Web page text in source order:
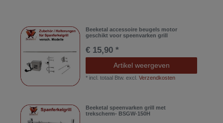
Beeketal accessoire beugels motor
geschikt voor speenvarken grill
€ 15,90 *
Artikel weergeven
* incl. totaal Btw. excl.Verzendkosten
Beeketal speenvarken grill met
trekscherm- BSGW-150H